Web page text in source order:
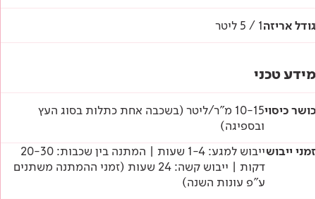
גודל אריזה1 / 5 ליטר
מידע טכני
כושר כיסוי
10-15 מ"ר/ליטר (בשכבה אחת כתלות בסוג העץ
ובספיגה)
זמני ייבוש
ייבוש למגע: 1-4 שעות | המתנה בין שכבות: 20-30
דקות | ייבוש קשה: 24 שעות (זמני ההמתנה משתנים
ע"פ עונות השנה)